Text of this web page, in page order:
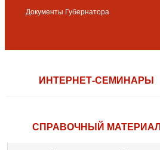
Документы Губернатора
ИНТЕРНЕТ-СЕМИНАРЫ
СПРАВОЧНЫЙ МАТЕРИАЛ